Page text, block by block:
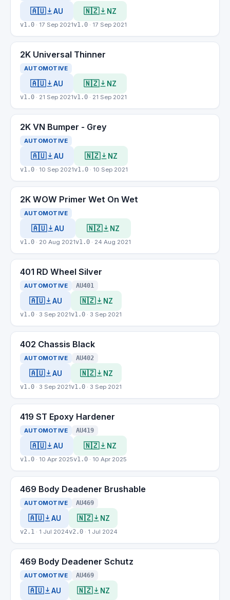
🇦🇺 AU
v1.0 · 17 Sep 2021
🇳🇿 NZ
v1.0 · 17 Sep 2021
2K Universal Thinner
AUTOMOTIVE
🇦🇺 AU
v1.0 · 21 Sep 2021
🇳🇿 NZ
v1.0 · 21 Sep 2021
2K VN Bumper - Grey
AUTOMOTIVE
🇦🇺 AU
v1.0 · 10 Sep 2021
🇳🇿 NZ
v1.0 · 10 Sep 2021
2K WOW Primer Wet On Wet
AUTOMOTIVE
🇦🇺 AU
v1.0 · 20 Aug 2021
🇳🇿 NZ
v1.0 · 24 Aug 2021
401 RD Wheel Silver
AUTOMOTIVE AU401
🇦🇺 AU
v1.0 · 3 Sep 2021
🇳🇿 NZ
v1.0 · 3 Sep 2021
402 Chassis Black
AUTOMOTIVE AU402
🇦🇺 AU
v1.0 · 3 Sep 2021
🇳🇿 NZ
v1.0 · 3 Sep 2021
419 ST Epoxy Hardener
AUTOMOTIVE AU419
🇦🇺 AU
v1.0 · 10 Apr 2025
🇳🇿 NZ
v1.0 · 10 Apr 2025
469 Body Deadener Brushable
AUTOMOTIVE AU469
🇦🇺 AU
v2.1 · 1 Jul 2024
🇳🇿 NZ
v2.0 · 1 Jul 2024
469 Body Deadener Schutz
AUTOMOTIVE AU469
🇦🇺 AU 🇳🇿 NZ